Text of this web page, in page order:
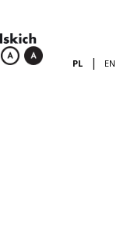
PL | EN